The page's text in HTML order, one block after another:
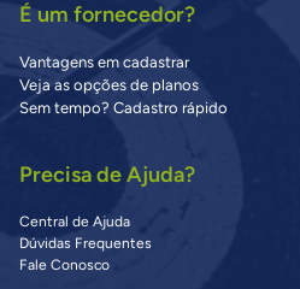
É um fornecedor?
Vantagens em cadastrar
Veja as opções de planos
Sem tempo? Cadastro rápido
Precisa de Ajuda?
Central de Ajuda
Dúvidas Frequentes
Fale Conosco